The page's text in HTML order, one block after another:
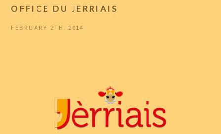
OFFICE DU JERRIAIS
FEBRUARY 2TH, 2014